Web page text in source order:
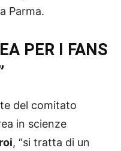
Parma.
PER I FANS
del comitato
in scienze
, “si tratta di un